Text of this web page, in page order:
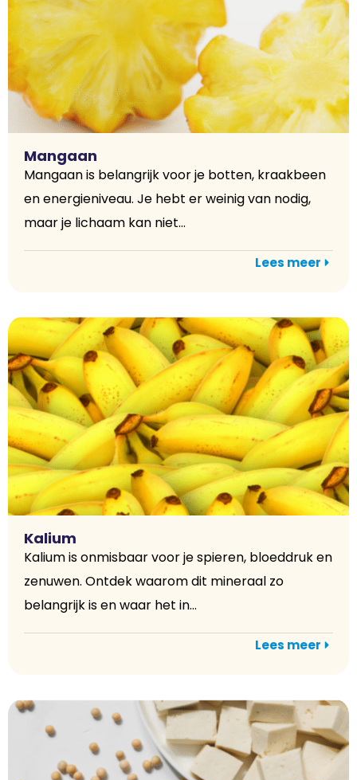
Mangaan
Mangaan is belangrijk voor je botten, kraakbeen
en energieniveau. Je hebt er weinig van nodig,
maar je lichaam kan niet...
Lees meer
Kalium
Kalium is onmisbaar voor je spieren, bloeddruk en
zenuwen. Ontdek waarom dit mineraal zo
belangrijk is en waar het in...
Lees meer